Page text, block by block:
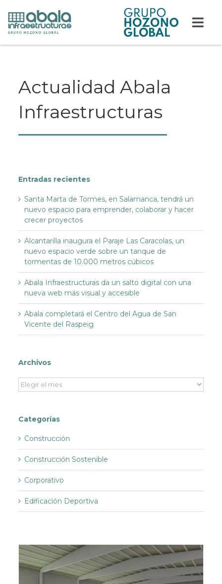
contenido
Edificación
Obra civil
Trabaja con nosotros
Actualidad Abala
Infraestructuras
Entradas recientes
Santa Marta de Tormes, en Salamanca, tendrá un
nuevo espacio para emprender, colaborar y hacer
crecer proyectos
Alcantarilla inaugura el Paraje Las Caracolas, un
nuevo espacio verde sobre un tanque de
tormentas de 10.000 metros cúbicos
Abala Infraestructuras da un salto digital con una
nueva web más visual y accesible
Abala completará el Centro del Agua de San
Vicente del Raspeig
Archivos
Archivos
Categorías
Construcción
Construcción Sostenible
Corporativo
Edificación Deportiva